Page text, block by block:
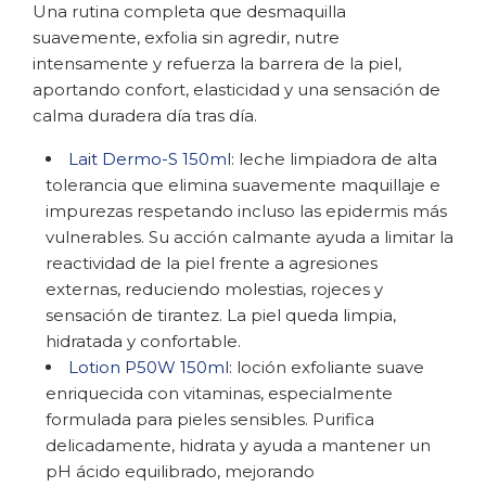
Una rutina completa que desmaquilla
suavemente, exfolia sin agredir, nutre
intensamente y refuerza la barrera de la piel,
aportando confort, elasticidad y una sensación de
calma duradera día tras día.
Lait Dermo-S 150ml: leche limpiadora de alta
tolerancia que elimina suavemente maquillaje e
impurezas respetando incluso las epidermis más
vulnerables. Su acción calmante ayuda a limitar la
reactividad de la piel frente a agresiones
externas, reduciendo molestias, rojeces y
sensación de tirantez. La piel queda limpia,
hidratada y confortable.
Lotion P50W 150ml: loción exfoliante suave
enriquecida con vitaminas, especialmente
formulada para pieles sensibles. Purifica
delicadamente, hidrata y ayuda a mantener un
pH ácido equilibrado, mejorando